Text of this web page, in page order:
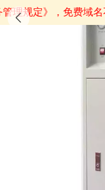
理规定》 ，免费域